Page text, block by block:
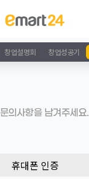
창업설명회 창업성공기
의사항을 남겨주세요.
휴대폰 인증